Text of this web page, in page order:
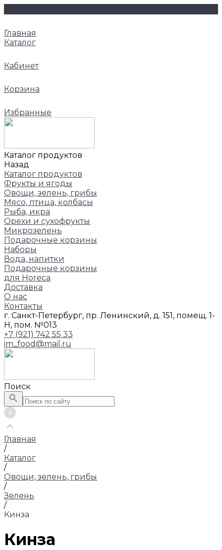
Главная
Каталог
Кабинет
Корзина
Избранные
Каталог продуктов
Назад
Каталог продуктов
Фрукты и ягоды
Овощи, зелень, грибы
Мясо, птица, колбасы
Рыба, икра
Орехи и сухофрукты
Микрозелень
Подарочные корзины
Наборы
Вода, напитки
Подарочные корзины
для Horeca
Доставка
О нас
Контакты
г. Санкт-Петербург, пр. Ленинский, д. 151, помещ. 1-
Н, пом. №013
+7 (921) 742 55 33
im_food@mail.ru
Поиск
Главная
/
Каталог
/
Овощи, зелень, грибы
/
Зелень
/
Кинза
Кинза